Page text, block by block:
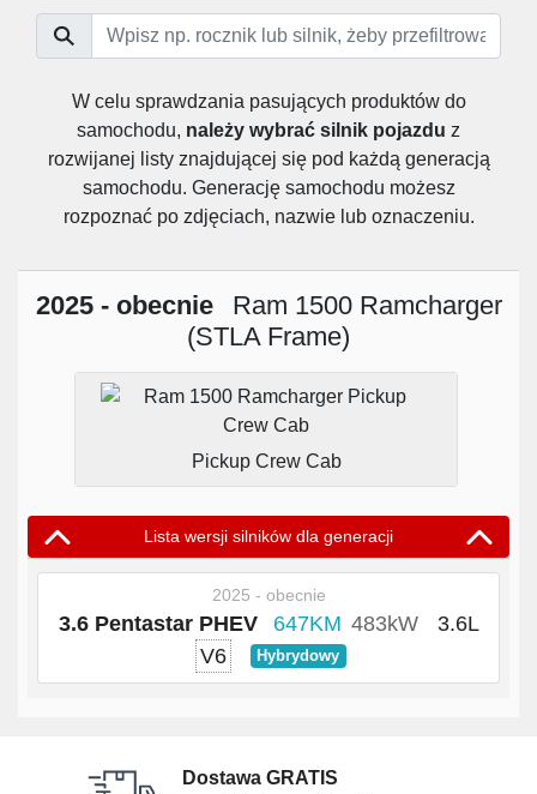
W celu sprawdzania pasujących produktów do
samochodu, należy wybrać silnik pojazdu z
rozwijanej listy znajdującej się pod każdą generacją
samochodu. Generację samochodu możesz
rozpoznać po zdjęciach, nazwie lub oznaczeniu.
2025 - obecnie
Ram 1500 Ramcharger
(STLA Frame)
Pickup Crew Cab
Lista wersji silników dla generacji
2025 - obecnie
3.6 Pentastar PHEV 647KM 483kW
3.6L
V6
Hybrydowy
Dostawa GRATIS